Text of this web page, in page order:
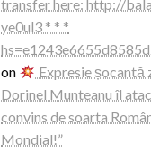
transfer here: http://
ye0ul3 * * *
on
Expresie șocantă
Dorinel Munteanu îl
convins de soarta
Mondial!”